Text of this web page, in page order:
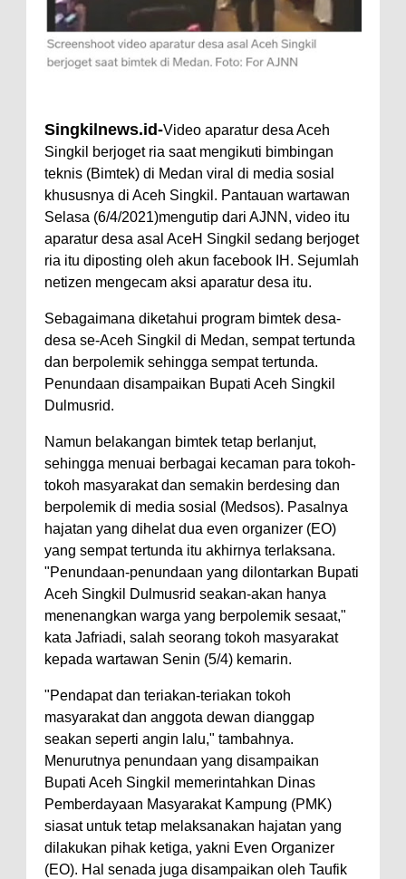
Singkilnews.id-Video aparatur desa Aceh
Singkil berjoget ria saat mengikuti bimbingan
teknis (Bimtek) di Medan viral di media sosial
khususnya di Aceh Singkil. Pantauan wartawan
Selasa (6/4/2021)mengutip dari AJNN, video itu
aparatur desa asal AceH Singkil sedang berjoget
ria itu diposting oleh akun facebook IH. Sejumlah
netizen mengecam aksi aparatur desa itu.
Sebagaimana diketahui program bimtek desa-
desa se-Aceh Singkil di Medan, sempat tertunda
dan berpolemik sehingga sempat tertunda.
Penundaan disampaikan Bupati Aceh Singkil
Dulmusrid.
Namun belakangan bimtek tetap berlanjut,
sehingga menuai berbagai kecaman para tokoh-
tokoh masyarakat dan semakin berdesing dan
berpolemik di media sosial (Medsos). Pasalnya
hajatan yang dihelat dua even organizer (EO)
yang sempat tertunda itu akhirnya terlaksana.
"Penundaan-penundaan yang dilontarkan Bupati
Aceh Singkil Dulmusrid seakan-akan hanya
menenangkan warga yang berpolemik sesaat,"
kata Jafriadi, salah seorang tokoh masyarakat
kepada wartawan Senin (5/4) kemarin.
"Pendapat dan teriakan-teriakan tokoh
masyarakat dan anggota dewan dianggap
seakan seperti angin lalu," tambahnya.
Menurutnya penundaan yang disampaikan
Bupati Aceh Singkil memerintahkan Dinas
Pemberdayaan Masyarakat Kampung (PMK)
siasat untuk tetap melaksanakan hajatan yang
dilakukan pihak ketiga, yakni Even Organizer
(EO). Hal senada juga disampaikan oleh Taufik